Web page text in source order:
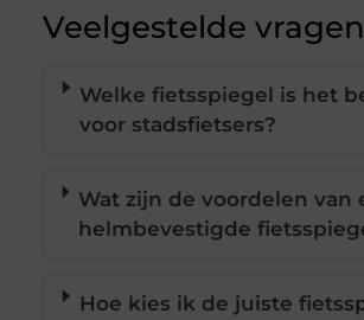
Veelgestelde vragen
Welke fietsspiegel is het
voor stadsfietsers?
Wat zijn de voordelen van
helmbevestigde
Hoe kies ik de juiste